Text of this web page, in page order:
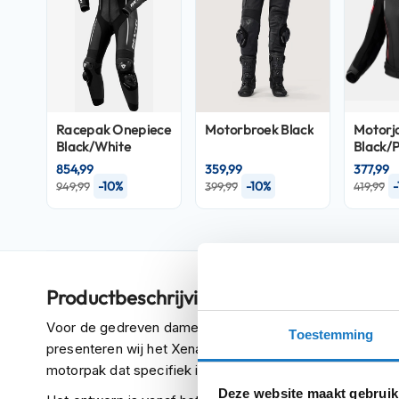
Toestemming
Deze website maakt
Crosshelmen
Fietshelmen
accessoires
Vizieren
Pinlocks
Tear-
offs
Onderhoud
helm
Helm
houder
RacepakOnepiece
Black/White
949,99 -10%
854,99
Motorbroek Black
399,99 -10%
359,99
Black/
419,99
377,99
Productbeschrijving
Voor de gedreven dames die streven naar de snelste
presenteren wij het Xena 4 Ladies pak. Dit is een
motorpak dat specifiek is ontworpen voor vrouwen.